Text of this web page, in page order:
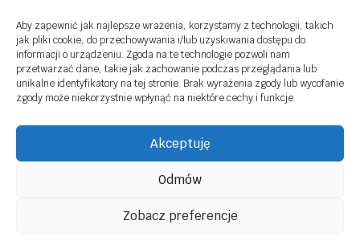
Aby zapewnić jak najlepsze wrażenia, korzystamy z technologii, takich
jak pliki cookie, do przechowywania i/lub uzyskiwania dostępu do
informacji o urządzeniu. Zgoda na te technologie pozwoli nam
przetwarzać dane, takie jak zachowanie podczas przeglądania lub
unikalne identyfikatory na tej stronie. Brak wyrażenia zgody lub wycofanie
zgody może niekorzystnie wpłynąć na niektóre cechy i funkcje.
Akceptuję
Odmów
Zobacz preferencje
Moje konto
Obowiązek Informacyjny
Polityka prywatności
Regulamin sklepu online